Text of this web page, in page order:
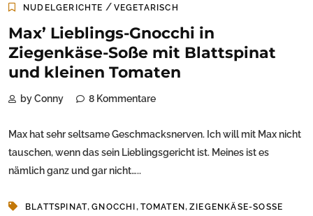
NUDELGERICHTE / VEGETARISCH
Max’ Lieblings-Gnocchi in
Ziegenkäse-Soße mit Blattspinat
und kleinen Tomaten
by Conny 8 Kommentare
Max hat sehr seltsame Geschmacksnerven. Ich will mit Max nicht
tauschen, wenn das sein Lieblingsgericht ist. Meines ist es
nämlich ganz und gar nicht…..
BLATTSPINAT,GNOCCHI , TOMATEN,ZIEGENKÄSE-SOSSE